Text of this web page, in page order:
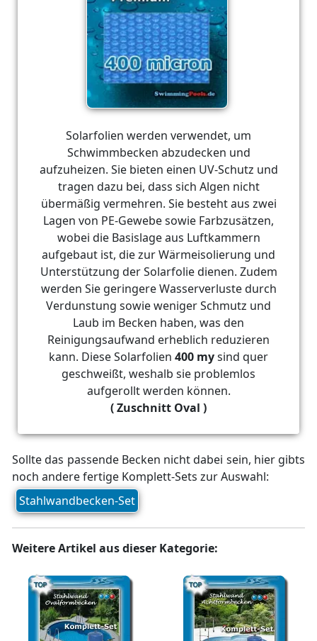
Solarfolien werden verwendet, um
Schwimmbecken abzudecken und
aufzuheizen. Sie bieten einen UV-Schutz und
tragen dazu bei, dass sich Algen nicht
übermäßig vermehren. Sie besteht aus zwei
Lagen von PE-Gewebe sowie Farbzusätzen,
wobei die Basislage aus Luftkammern
aufgebaut ist, die zur Wärmeisolierung und
Unterstützung der Solarfolie dienen. Zudem
werden Sie geringere Wasserverluste durch
Verdunstung sowie weniger Schmutz und
Laub im Becken haben, was den
Reinigungsaufwand erheblich reduzieren
kann. Diese Solarfolien 400 mysind quer
geschweißt, weshalb sie problemlos
aufgerollt werden können.
( Zuschnitt Oval )
Sollte das passende Becken nicht dabei sein, hier gibts
noch andere fertige Komplett-Sets zur Auswahl:
Stahlwandbecken-Set
Weitere Artikel aus dieser Kategorie: